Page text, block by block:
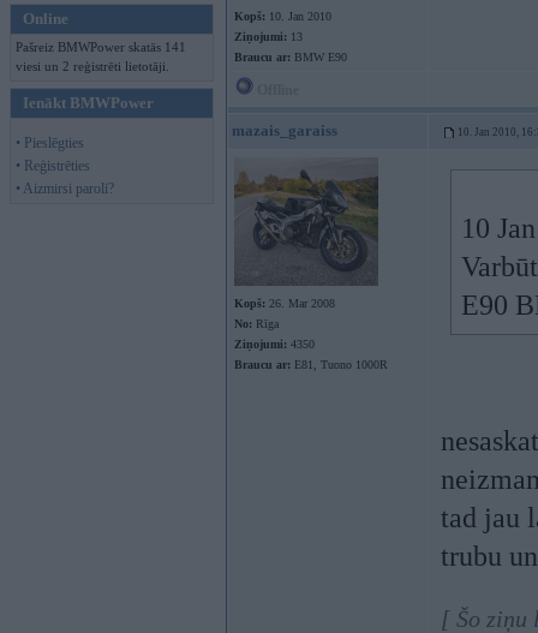
Online
Pašreiz BMWPower skatās 141
viesi un 2 reģistrēti lietotāji.
Ienākt BMWPower
• Pieslēgties
• Reģistrēties
• Aizmirsi paroli?
Kopš: 10. Jan 2010
Ziņojumi: 13
Braucu ar: BMW E90
mazais_garaiss 10. Jan 2010,
Kopš: 26. Mar 2008
No: Rīga
Ziņojumi: 4350
Braucu ar: E81, Tuono 1000R
10
E90
tad jau
trubu
[ Šo ziņu